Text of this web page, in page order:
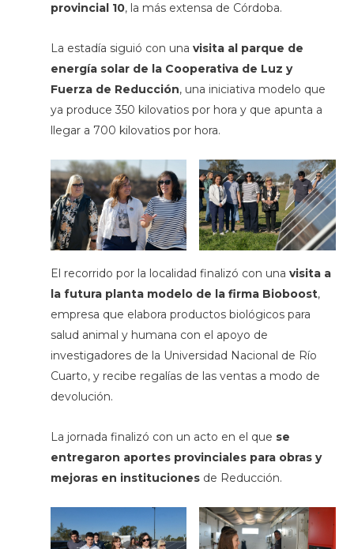
provincial 10, la más extensa de Córdoba.
La estadía siguió con una visita al parque de
energía solar de la Cooperativa de Luz y
Fuerza de Reducción, una iniciativa modelo que
ya produce 350 kilovatios por hora y que apunta a
llegar a 700 kilovatios por hora.
El recorrido por la localidad finalizó con una visita a
la futura planta modelo de la firma Bioboost,
empresa que elabora productos biológicos para
salud animal y humana con el apoyo de
investigadores de la Universidad Nacional de Río
Cuarto, y recibe regalías de las ventas a modo de
devolución.
La jornada finalizó con un acto en el que se
entregaron aportes provinciales para obras y
mejoras en institucionesde Reducción.